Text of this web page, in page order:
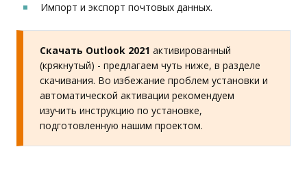
Импорт и экспорт почтовых данных.
Скачать Outlook 2021 активированный
(крякнутый) - предлагаем чуть ниже, в разделе
скачивания. Во избежание проблем установки и
автоматической активации рекомендуем
изучить инструкцию по установке,
подготовленную нашим проектом.